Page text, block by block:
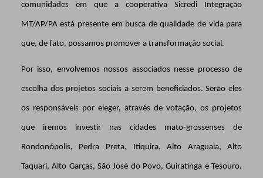
comunidades em que a cooperativa Sicredi Integração
MT/AP/PA está presente em busca de qualidade de vida para
que, de fato, possamos promover a transformação social.
Por isso, envolvemos nossos associados nesse processo de
escolha dos projetos sociais a serem beneficiados. Serão eles
os responsáveis por eleger, através de votação, os projetos
que iremos investir nas cidades mato-grossenses de
Rondonópolis, Pedra Preta, Itiquira, Alto Araguaia, Alto
Taquari, Alto Garças, São José do Povo, Guiratinga e Tesouro.